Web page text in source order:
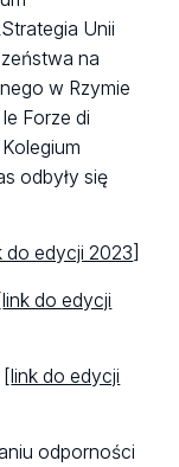
Unii
na
w Rzymie
Forze di
odbyły się
do edycji 2023
link do edycji
[link do edycji
odporności